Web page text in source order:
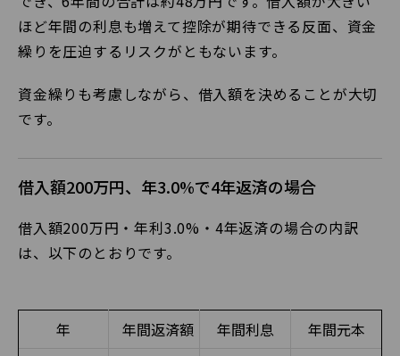
ほど年間の利息も増えて控除が期待できる反面、資金
繰りを圧迫するリスクがともないます。
資金繰りも考慮しながら、借入額を決めることが大切
です。
借入額200万円、年3.0%で4年返済の場合
借入額200万円・年利3.0%・4年返済の場合の内訳
は、以下のとおりです。
年 年間返済額 年間利息
年間元本